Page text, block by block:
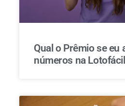
Qual o Prêmio se eu
números na